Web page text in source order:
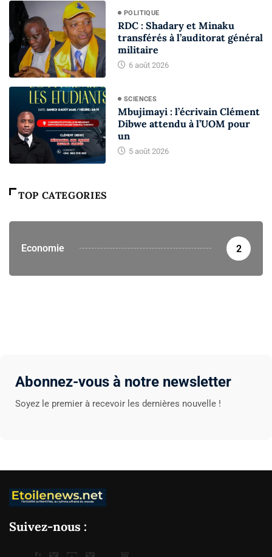
POLITIQUE
RDC : Shadary et Minaku
transférés à l’auditorat général
militaire
6 août 2026
SCIENCES
Mbujimayi : l’écrivain Clément
Dibwe attendu à l’UOM pour
un
5 août 2026
TOP CATEGORIES
Economie 2
Abonnez-vous à notre newsletter
Soyez le premier à recevoir les dernières nouvelle !
Suivez-nous :